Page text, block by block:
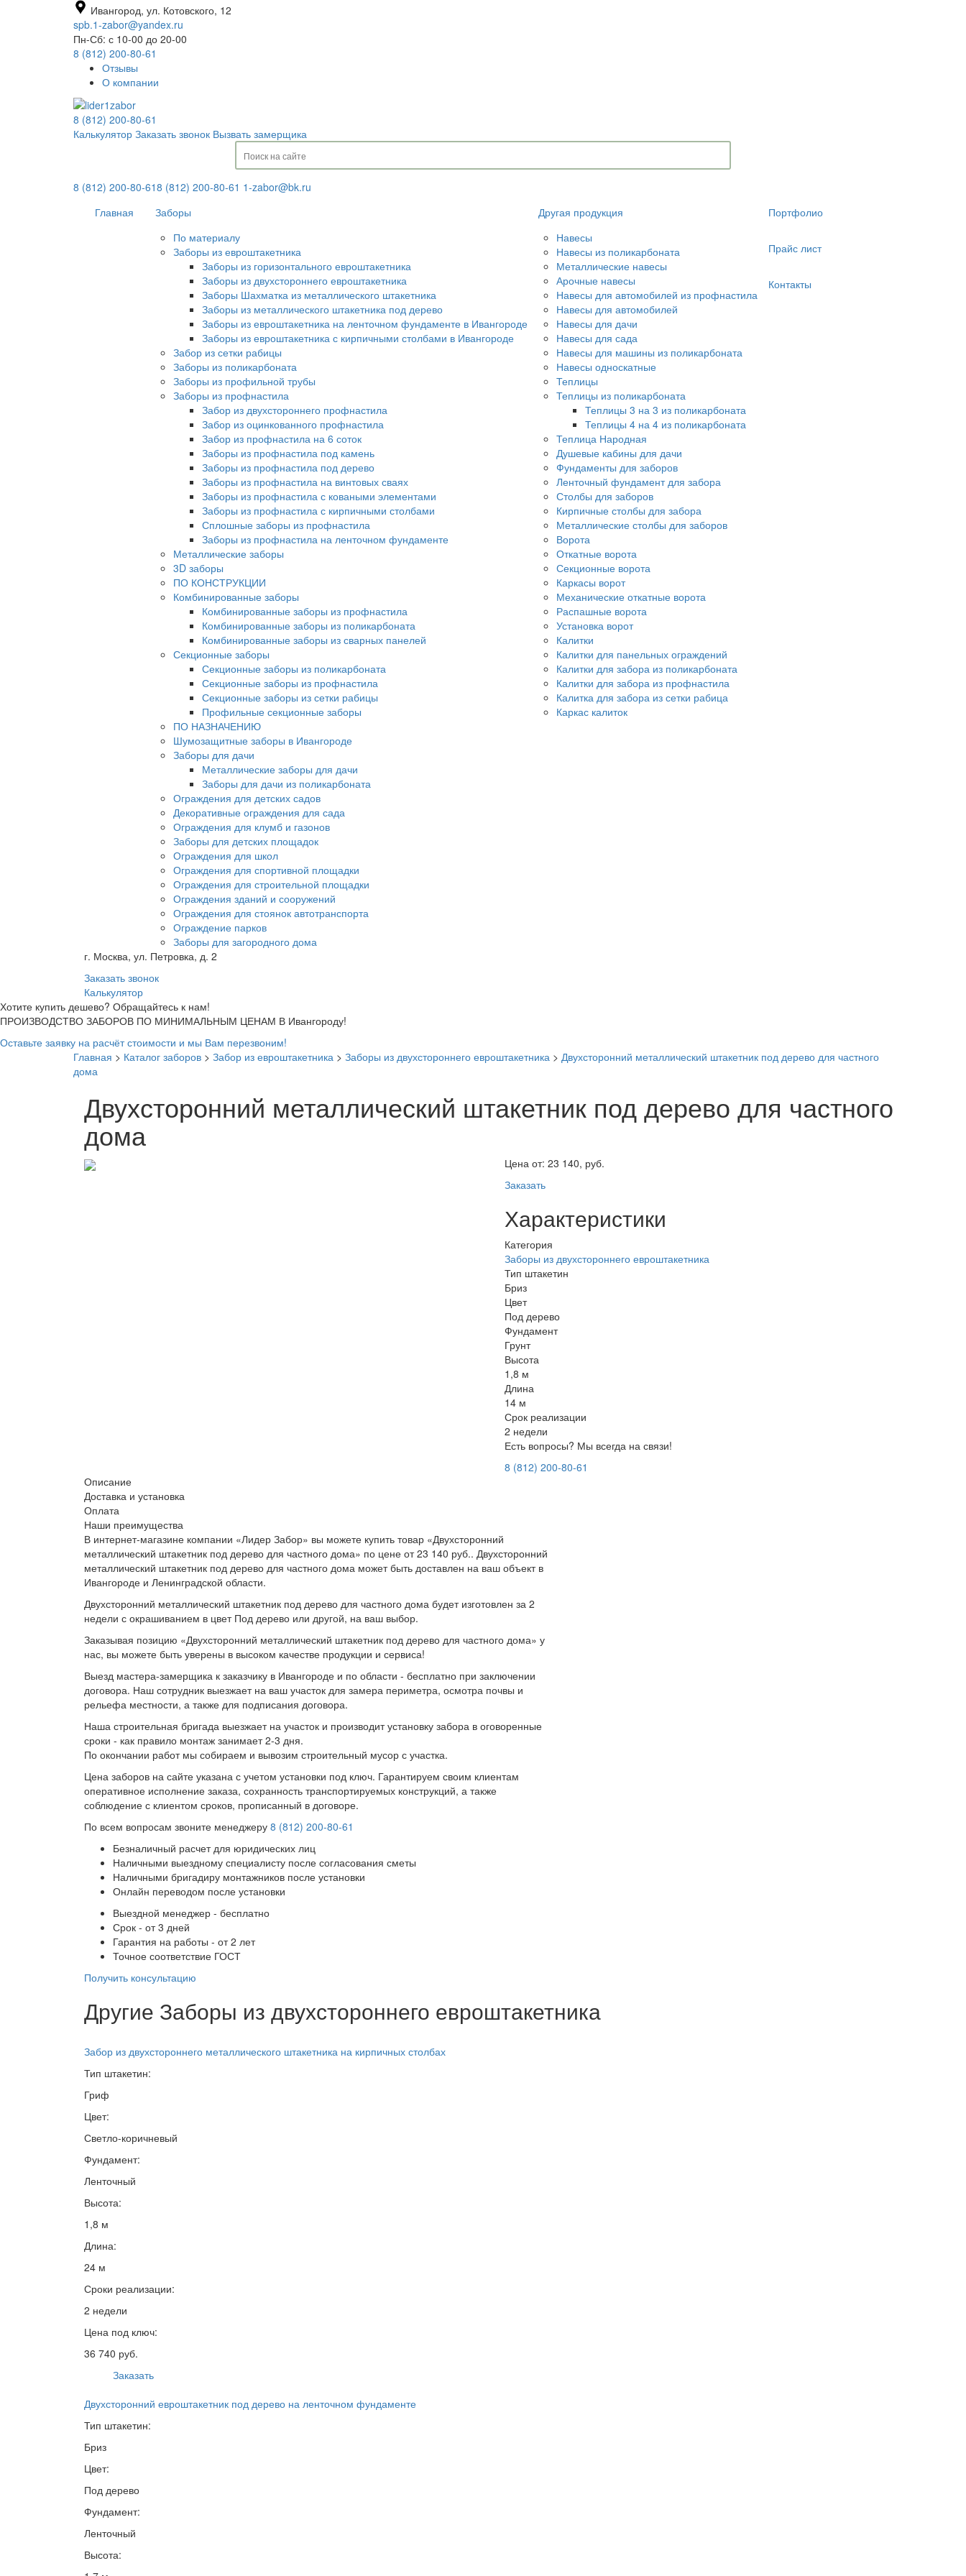
Ивангород, ул. Котовского, 12
spb.1-zabor@yandex.ru
Пн-Сб: с 10-00 до 20-00
8 (812) 200-80-61
Отзывы
О компании
8 (812) 200-80-61
Калькулятор Заказать звонок Вызвать замерщика
8 (812) 200-80-61
Главная
Заборы
По материалу
Заборы из евроштакетника
Заборы из горизонтального евроштакетника
Заборы из двухстороннего евроштакетника
Заборы Шахматка из металлического штакетника
Заборы из металлического штакетника под дерево
Заборы из евроштакетника на ленточном фундаменте в Ивангороде
Заборы из евроштакетника с кирпичными столбами в Ивангороде
Забор из сетки рабицы
Заборы из поликарбоната
Заборы из профильной трубы
Заборы из профнастила
Забор из двухстороннего профнастила
Забор из оцинкованного профнастила
Забор из профнастила на 6 соток
Заборы из профнастила под камень
Заборы из профнастила под дерево
Заборы из профнастила на винтовых сваях
Заборы из профнастила с коваными элементами
Заборы из профнастила с кирпичными столбами
Сплошные заборы из профнастила
Заборы из профнастила на ленточном фундаменте
Металлические заборы
3D заборы
ПО КОНСТРУКЦИИ
Комбинированные заборы
Комбинированные заборы из профнастила
Комбинированные заборы из поликарбоната
Комбинированные заборы из сварных панелей
Секционные заборы
Секционные заборы из поликарбоната
Секционные заборы из профнастила
Секционные заборы из сетки рабицы
Профильные секционные заборы
ПО НАЗНАЧЕНИЮ
Шумозащитные заборы в Ивангороде
Заборы для дачи
Металлические заборы для дачи
Заборы для дачи из поликарбоната
Ограждения для детских садов
Декоративные ограждения для сада
Ограждения для клумб и газонов
Заборы для детских площадок
Ограждения для школ
Ограждения для спортивной площадки
Ограждения для строительной площадки
Ограждения зданий и сооружений
Ограждения для стоянок автотранспорта
Ограждение парков
Заборы для загородного дома
Другая продукция
Навесы
Навесы из поликарбоната
Металлические навесы
Арочные навесы
Навесы для автомобилей из профнастила
Навесы для автомобилей
Навесы для дачи
Навесы для сада
Навесы для машины из поликарбоната
Навесы односкатные
Теплицы
Теплицы из поликарбоната
Теплицы 3 на 3 из поликарбоната
Теплицы 4 на 4 из поликарбоната
Теплица Народная
Душевые кабины для дачи
Фундаменты для заборов
Ленточный фундамент для забора
Столбы для заборов
Кирпичные столбы для забора
Металлические столбы для заборов
Ворота
Откатные ворота
Секционные ворота
Каркасы ворот
Механические откатные ворота
Распашные ворота
Установка ворот
Калитки
Калитки для панельных ограждений
Калитки для забора из поликарбоната
Калитки для забора из профнастила
Калитка для забора из сетки рабица
Каркас калиток
Портфолио
Прайс лист
Контакты
8 (812) 200-80-61 1-zabor@bk.ru
г. Москва, ул. Петровка, д. 2
Заказать звонок
Калькулятор
Хотите купить дешево? Обращайтесь к нам!
ПРОИЗВОДСТВО ЗАБОРОВ ПО МИНИМАЛЬНЫМ ЦЕНАМ В Ивангороду!
Оставьте заявку на расчёт стоимости и мы Вам перезвоним!
Главная > Каталог заборов > Забор из евроштакетника > Заборы из двухстороннего евроштакетника > Двухсторонний металлический штакетник под дерево для частного
дома
Двухсторонний металлический штакетник под дерево для частного
дома
Цена от: 23 140, руб.
Заказать
Характеристики
Категория
Заборы из двухстороннего евроштакетника
Тип штакетин
Бриз
Цвет
Под дерево
Фундамент
Грунт
Высота
1,8 м
Длина
14 м
Срок реализации
2 недели
Есть вопросы? Мы всегда на связи!
8 (812) 200-80-61
Описание
Доставка и установка
Оплата
Наши преимущества
В интернет-магазине компании «Лидер Забор» вы можете купить товар «Двухсторонний
металлический штакетник под дерево для частного дома» по цене от 23 140 руб.. Двухсторонний
металлический штакетник под дерево для частного дома может быть доставлен на ваш объект в
Ивангороде и Ленинградской области.
Двухсторонний металлический штакетник под дерево для частного дома будет изготовлен за 2
недели с окрашиванием в цвет Под дерево или другой, на ваш выбор.
Заказывая позицию «Двухсторонний металлический штакетник под дерево для частного дома» у
нас, вы можете быть уверены в высоком качестве продукции и сервиса!
Выезд мастера-замерщика к заказчику в Ивангороде и по области - бесплатно при заключении
договора. Наш сотрудник выезжает на ваш участок для замера периметра, осмотра почвы и
рельефа местности, а также для подписания договора.
Наша строительная бригада выезжает на участок и производит установку забора в оговоренные
сроки - как правило монтаж занимает 2-3 дня.
По окончании работ мы собираем и вывозим строительный мусор с участка.
Цена заборов на сайте указана с учетом установки под ключ. Гарантируем своим клиентам
оперативное исполнение заказа, сохранность транспортируемых конструкций, а также
соблюдение с клиентом сроков, прописанный в договоре.
По всем вопросам звоните менеджеру 8 (812) 200-80-61
Безналичный расчет для юридических лиц
Наличными выездному специалисту после согласования сметы
Наличными бригадиру монтажников после установки
Онлайн переводом после установки
Выездной менеджер - бесплатно
Срок - от 3 дней
Гарантия на работы - от 2 лет
Точное соответствие ГОСТ
Получить консультацию
Другие Заборы из двухстороннего евроштакетника
Забор из двухстороннего металлического штакетника на кирпичных столбах
Тип штакетин:
Гриф
Цвет:
Светло-коричневый
Фундамент:
Ленточный
Высота:
1,8 м
Длина:
24 м
Сроки реализации:
2 недели
Цена под ключ:
36 740 руб.
Заказать
Двухсторонний евроштакетник под дерево на ленточном фундаменте
Тип штакетин:
Бриз
Цвет:
Под дерево
Фундамент:
Ленточный
Высота: